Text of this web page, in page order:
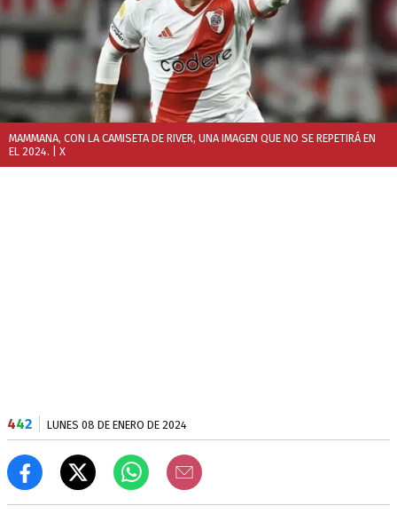
MAMMANA, CON LA CAMISETA DE RIVER, UNA IMAGEN QUE NO SE REPETIRÁ EN
EL 2024. | X
442 LUNES 08 DE ENERO DE 2024